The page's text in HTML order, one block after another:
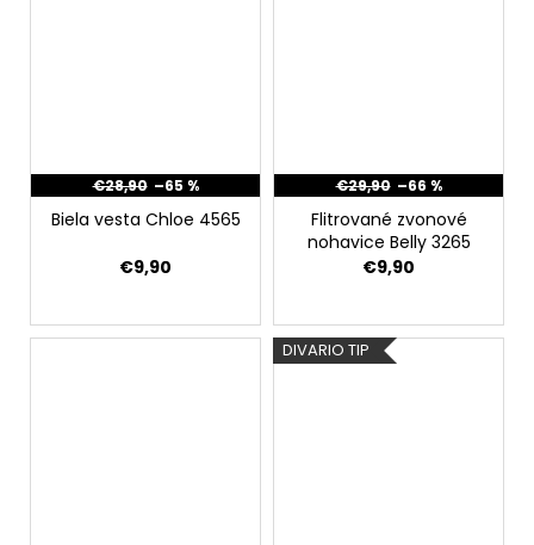
€28,90 –65 %
Biela vesta Chloe 4565
€9,90
€29,90 –66 %
Flitrované zvonové
nohavice Belly 3265
€9,90
DIVARIO TIP